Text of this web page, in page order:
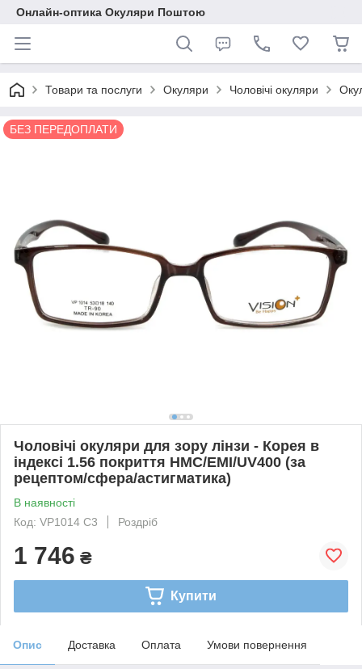
Онлайн-оптика Окуляри Поштою
Товари та послуги Окуляри Чоловічі окуляри
БЕЗ ПЕРЕДОПЛАТИ
Чоловічі окуляри для зору лінзи - Корея в
індексі 1.56 покриття HMC/EMI/UV400 (за
рецептом/сфера/астигматика)
В наявності
Код: VP1014 C3
Роздріб
1 746 ₴
Купити
Опис Доставка Оплата Умови повернення